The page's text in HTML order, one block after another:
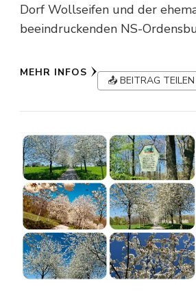
Dorf Wollseifen und der
beeindruckenden NS-
MEHR INFOS
📤 BEITRAG TEILEN